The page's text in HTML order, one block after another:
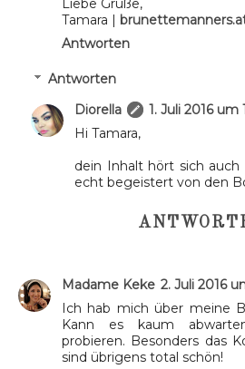
Tamara |
Antworten
Antworten
Diorella
1. Juli 2016 um
Hi Tamara,
dein Inhalt hört sich
echt begeistert von den
Madame Keke 2. Juli 2016
Ich hab mich über meine
Kann es kaum
probieren. Besonders das
sind übrigens total schön!